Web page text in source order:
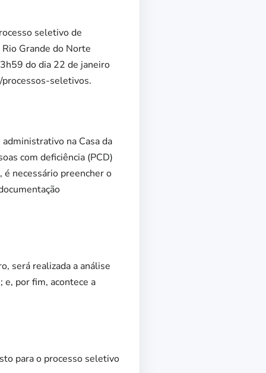
seletivo de
Grande do Norte
do dia 22 de janeiro
seletivos.
na Casa da
com deficiência (PCD)
é necessário preencher o
será realizada a análise
por fim, acontece a
para o processo seletivo